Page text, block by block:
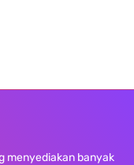
menyediakan banyak